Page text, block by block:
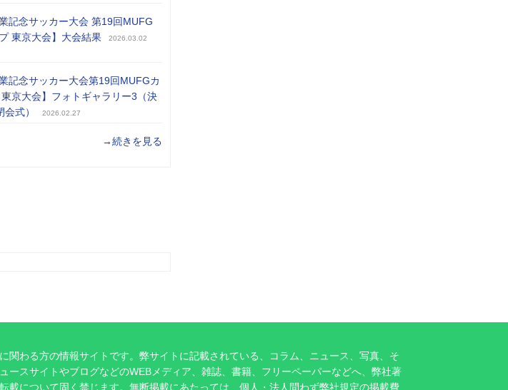
業記念サッカー大会 第19回MUFG
東京大会】大会結果
2026.03.02
業記念サッカー大会第19回MUFGカ
東京大会】フォトギャラリー3（決
会式）
2026.02.27
→続きを見る
関わる方の情報サイトです。弊サイトに記載されている、コラム、ニュース、写真、そ
スサイトやブログなどのWEBメディア、雑誌、書籍、フリーペーパーなどへ、弊社著
について固く禁じます。無断掲載にあたっては、個人・法人問わず弊社規定の掲載費